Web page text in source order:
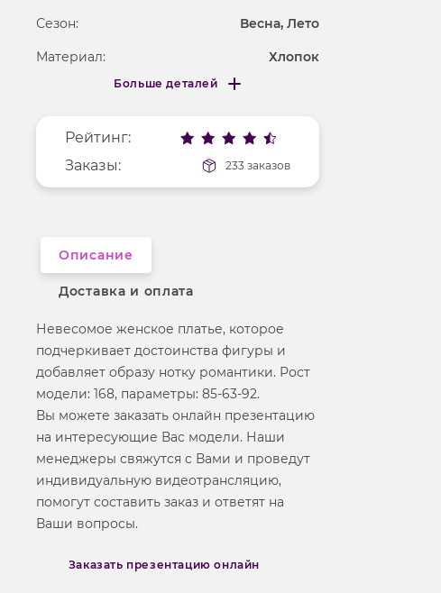
Сезон: Весна, Лето
Материал:
Хлопок
Длина рукава
Покрой
Рисунок без рисунка
Больше деталей
Меньше деталей
Рейтинг:
Заказы:
233 заказов
Описание
Доставка и оплата
Невесомое женское платье, которое
подчеркивает достоинства фигуры и
добавляет образу нотку романтики. Рост
модели: 168, параметры: 85-63-92.
Вы можете заказать онлайн презентацию
на интересующие Вас модели. Наши
менеджеры свяжутся с Вами и проведут
индивидуальную видеотрансляцию,
помогут составить заказ и ответят на
Ваши вопросы.
Заказать презентацию онлайн